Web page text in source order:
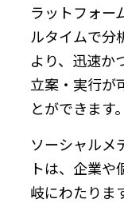
ラットフォー
ルタイムで分
より、迅速か
立案・実行が
とができます。
ソーシャルメ
トは、企業や
岐にわたりま